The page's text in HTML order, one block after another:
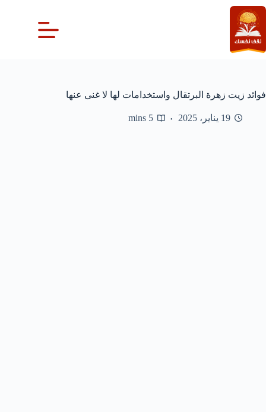
التجاوز
إلى
المحتوى
فوائد زيت زهرة البرتقال واستخدامات لها لا غنى عنها
19 يناير، 2025 5 mins